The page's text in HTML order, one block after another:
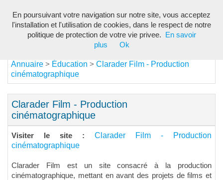
Annuaire > Éducation > Clarader Film - Production
cinématographique
Clarader Film - Production
cinématographique
Visiter le site : Clarader Film - Production
cinématographique
Clarader Film est un site consacré à la production
cinématographique, mettant en avant des projets de films et
En poursuivant votre navigation sur notre site, vous acceptez
l'installation et l'utilisation de cookies, dans le respect de notre
politique de protection de votre vie privee.
En savoir
plus
Ok